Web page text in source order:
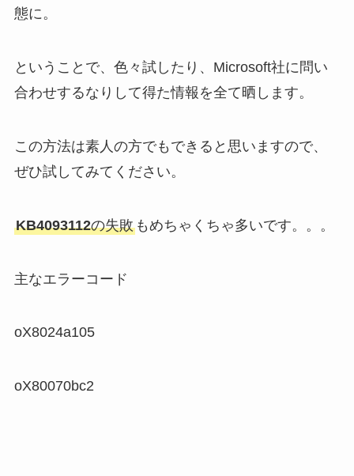
態に。
ということで、色々試したり、Microsoft社に問い
合わせするなりして得た情報を全て晒します。
この方法は素人の方でもできると思いますので、
ぜひ試してみてください。
KB4093112の失敗もめちゃくちゃ多いです。。。
主なエラーコード
oX8024a105
oX80070bc2